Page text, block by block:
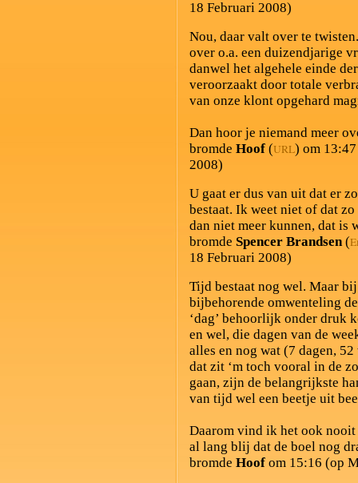
18 Februari 2008)
Nou, daar valt over te
over o.a. een duizendjarige
danwel het algehele einde
veroorzaakt door totale
van onze klont opgehard
Dan hoor je niemand meer
bromde Hoof (URL) om
2008)
U gaat er dus van uit dat er
bestaat. Ik weet niet of dat
dan niet meer kunnen, dat is
bromde Spencer Brandsen(
18 Februari 2008)
Tijd bestaat nog wel. Maar
bijbehorende omwenteling
‘dag’ behoorlijk onder druk
en wel, die dagen van de
alles en nog wat (7 dagen,
dat zit ‘m toch vooral in de
gaan, zijn de belangrijkste
van tijd wel een beetje uit
Daarom vind ik het ook nooit
al lang blij dat de boel nog
bromde Hoof om 15:16 (op